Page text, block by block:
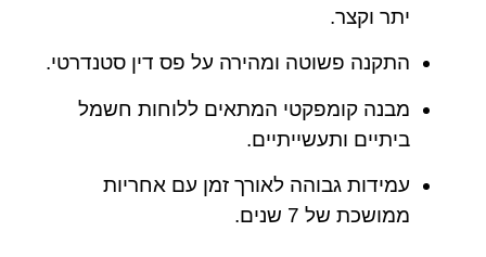
יתר וקצר.
התקנה פשוטה ומהירה על פס דין סטנדרטי.
מבנה קומפקטי המתאים ללוחות חשמל
ביתיים ותעשייתיים.
עמידות גבוהה לאורך זמן עם אחריות
ממושכת של 7 שנים.